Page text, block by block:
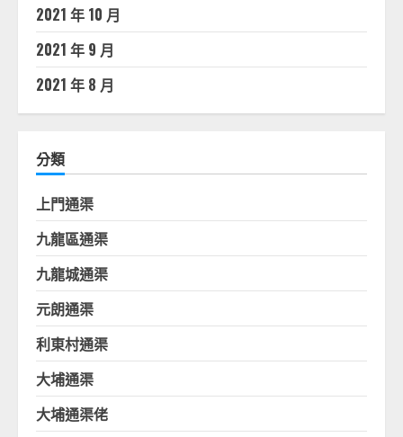
2021 年 10 月
2021 年 9 月
2021 年 8 月
分類
上門通渠
九龍區通渠
九龍城通渠
元朗通渠
利東村通渠
大埔通渠
大埔通渠佬